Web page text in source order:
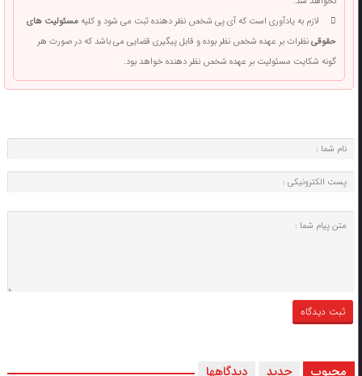
لازم به یادآوری است که آی پی شخص نظر دهنده ثبت می شود و کلیهمسئولیت های
حقوقینظرات بر عهده شخص نظر بوده و قابل پیگیری قضایی می باشد که در صورت هر
گونه شکایت مسئولیت بر عهده شخص نظر دهنده خواهد بود.
محبوب جدید دیدگاهها